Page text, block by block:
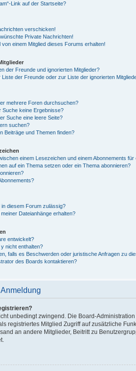
Link auf der Startseite?
verschicken!
Private Nachrichten!
von einem Mitglied dieses Forums erhalten!
der Freunde und ignorierten Mitglieder?
der Freunde oder zur Liste der ignorierten
mehrere Foren durchsuchen?
Suche keine Ergebnisse?
Suche eine leere Seite?
suchen?
Beiträge und Themen finden?
einem Lesezeichen und einem Abonnements
auf ein Thema setzen oder ein Thema abonnieren?
diesem Forum zulässig?
Dateianhänge erhalten?
entwickelt?
nicht enthalten?
falls es Beschwerden oder juristische Anfragen zu
des Boards kontaktieren?
unbedingt zwingend. Die Board-
registriertes Mitglied Zugriff auf zusätzliche
an andere Mitglieder, Beitritt zu